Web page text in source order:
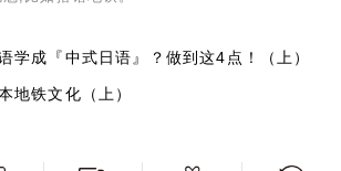
学成『中式日语』？做到这4点！（上）
地铁文化（上）